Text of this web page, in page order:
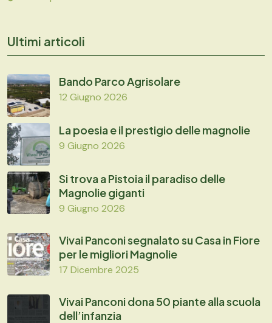
Ultimi articoli
Bando Parco Agrisolare
12 Giugno 2026
La poesia e il prestigio delle magnolie
9 Giugno 2026
Si trova a Pistoia il paradiso delle
Magnolie giganti
9 Giugno 2026
Vivai Panconi segnalato su Casa in Fiore
per le migliori Magnolie
17 Dicembre 2025
Vivai Panconi dona 50 piante alla scuola
dell’infanzia